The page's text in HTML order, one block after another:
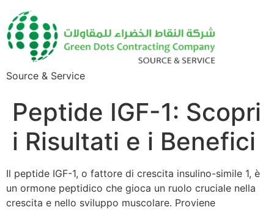
Source & Service
Peptide IGF-1: Scopri
i Risultati e i Benefici
Il peptide IGF-1, o fattore di crescita insulino-simile 1, è
un ormone peptidico che gioca un ruolo cruciale nella
crescita e nello sviluppo muscolare. Proviene